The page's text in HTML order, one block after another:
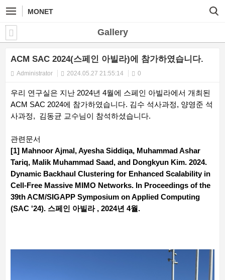
MONET
Gallery
ACM SAC 2024(스페인 아빌라)에 참가하였습니다.
Administrator 2024.05.27 21:55:14 0
우리 연구실은 지난 2024년 4월에 스페인 아빌라에서 개최된
ACM SAC 2024에 참가하였습니다. 김수 석사과정, 양영준 석
사과정, 김동균 교수님이 참석하셨습니다.
관련문서
[1] Mahnoor Ajmal, Ayesha Siddiqa, Muhammad Ashar
Tariq, Malik Muhammad Saad, and Dongkyun Kim. 2024.
Dynamic Backhaul Clustering for Enhanced Scalability in
Cell-Free Massive MIMO Networks. In Proceedings of the
39th ACM/SIGAPP Symposium on Applied Computing
(SAC '24). 스페인 아빌라 , 2024년 4월.